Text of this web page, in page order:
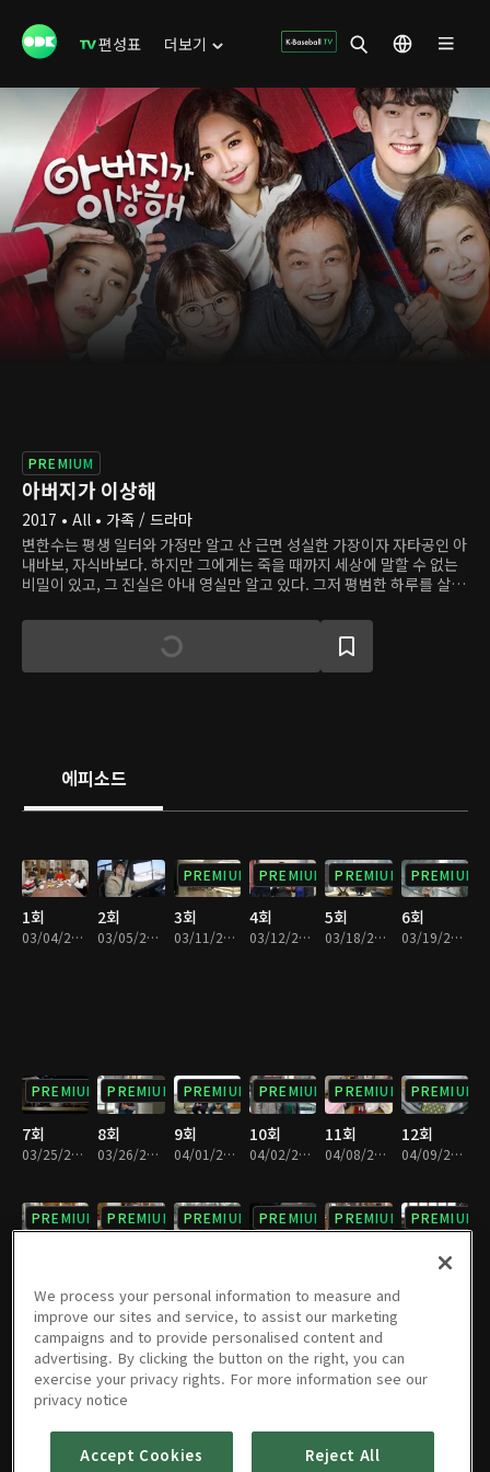
편성표 더보기
PREMIUM
아버지가 이상해
2017 • All • 가족 / 드라마
변한수는 평생 일터와 가정만 알고 산 근면 성실한 가장이자 자타공인 아
내바보, 자식바보다. 하지만 그에게는 죽을 때까지 세상에 말할 수 없는
비밀이 있고, 그 진실은 아내 영실만 알고 있다. 그저 평범한 하루를 살아
가 자신의 아버지라고 주장한다. 한수의 네 자녀가 혼란을 겪는 와중에
중휘는 한수네 옥탑방을 차지하고, 그렇게 가족과 중휘의 어색한 동거가
에피소드
1회
03/04/2017 • 1시간 5분
2회
03/05/2017 • 1시간 6분
PREMIUM
3회
03/11/2017 • 1시간 5분
PREMIUM
4회
03/12/2017 • 1시간 6분
PREMIUM
5회
03/18/2017 • 1시간 7분
PREMIUM
6회
03/19/2017 • 1시간 5분
PREMIUM
7회
03/25/2017 • 1시간 6분
PREMIUM
8회
03/26/2017 • 1시간 7분
PREMIUM
9회
04/01/2017 • 1시간 6분
PREMIUM
10회
04/02/2017 • 1시간 7분
PREMIUM
11회
04/08/2017 • 1시간 6분
PREMIUM
12회
04/09/2017 • 1시간 6분
PREMIUM PREMIUM PREMIUM PREMIUM PREMIUM PREMIUM
PREMIUM
19회
05/06/2017 • 1시간 5분
PREMIUM
20회
PREMIUM
21회
PREMIUM
22회
PREMIUM
23회 24회
We process your personal information to measure and
improve our sites and service, to assist our marketing
campaigns and to provide personalised content and
advertising. By clicking the button on the right, you can
exercise your privacy rights. For more information see our
privacy notice
Accept Cookies Reject All